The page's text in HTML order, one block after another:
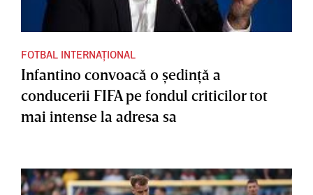
FOTBAL INTERNAȚIONAL
Infantino convoacă o şedinţă a
conducerii FIFA pe fondul criticilor tot
mai intense la adresa sa